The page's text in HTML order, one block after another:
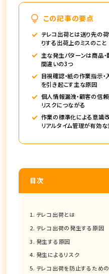
この記事の要点
テレコ出荷とは送り先の
りする出荷上のミスのこと
主な発生パターンは商品・
間違いの3つ
目視確認・紙の作業指示
を引き起こす主な原因
個人情報漏洩・顧客の信
リスクにつながる
作業の標準化による意識
リアルタイム管理が有効
目次
テレコ出荷とは
テレコ出荷の発生する原因
発生する原因
発生によるリスク
テレコ出荷を防止するため